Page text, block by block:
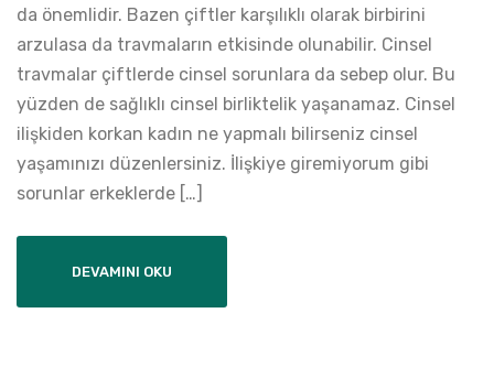
da önemlidir. Bazen çiftler karşılıklı olarak birbirini
arzulasa da travmaların etkisinde olunabilir. Cinsel
travmalar çiftlerde cinsel sorunlara da sebep olur. Bu
yüzden de sağlıklı cinsel birliktelik yaşanamaz. Cinsel
ilişkiden korkan kadın ne yapmalı bilirseniz cinsel
yaşamınızı düzenlersiniz. İlişkiye giremiyorum gibi
sorunlar erkeklerde […]
DEVAMINI OKU